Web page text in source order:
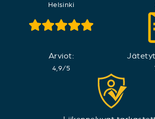
Helsinki
Arviot:
4,9/5